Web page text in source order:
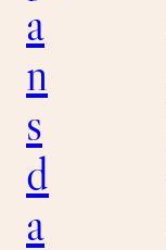
a
n
s
d
a